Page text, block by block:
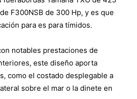
F300NSB de 300 Hp, y es que
para es para tímidos.
notables prestaciones de
este diseño aporta
como el costado desplegable a
sobre el mar o la dinete en